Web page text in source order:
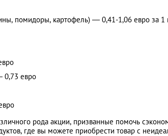
помидоры, картофель) — 0,41-1,06 евро за 1
0,73 евро
рода акции, призванные помочь
где вы можете приобрести товар с